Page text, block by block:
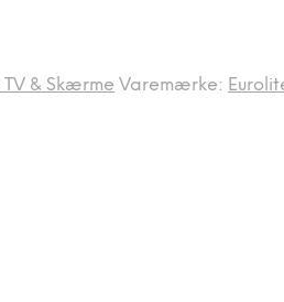
TV & Skærme Varemærke: